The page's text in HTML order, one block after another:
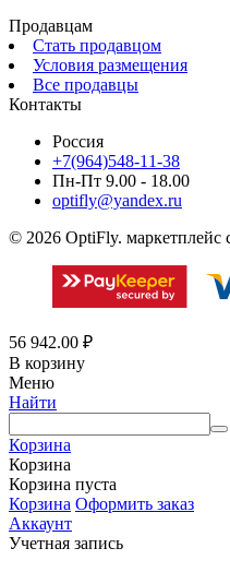
Продавцам
Стать продавцом
Условия размещения
Все продавцы
Контакты
Россия
+7(964)548-11-38
Пн-Пт 9.00 - 18.00
optifly@yandex.ru
© 2026 OptiFly. маркетплейс
56 942.00 ₽
В корзину
Меню
Найти
Корзина
Корзина
Корзина пуста
Корзина Оформить заказ
Аккаунт
Учетная запись